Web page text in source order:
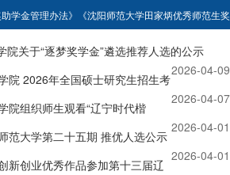
学金管理办法》《沈阳师范大学田家炳优秀师范生奖
求，我院近期开展了2026年“田家炳优秀师范生奖学
申请、学院领导小组成员开会审核评定等环节，拟推
雨晨（22006017）、李官赫（22006034）、魏琳
田家炳优秀师范生奖学金”，现于全院范围内进行公
日至2026年6月25日。对...
院关于“逐梦奖学金”遴选推荐人选的公示
2026-04-09
院 2026年全国硕士研究生招生考
2026-04-07
院组织师生观看“辽宁时代楷
2026-04-01
范大学第二十五期 推优人选公示
2026-04-01
新创业优秀作品参加第十三届辽